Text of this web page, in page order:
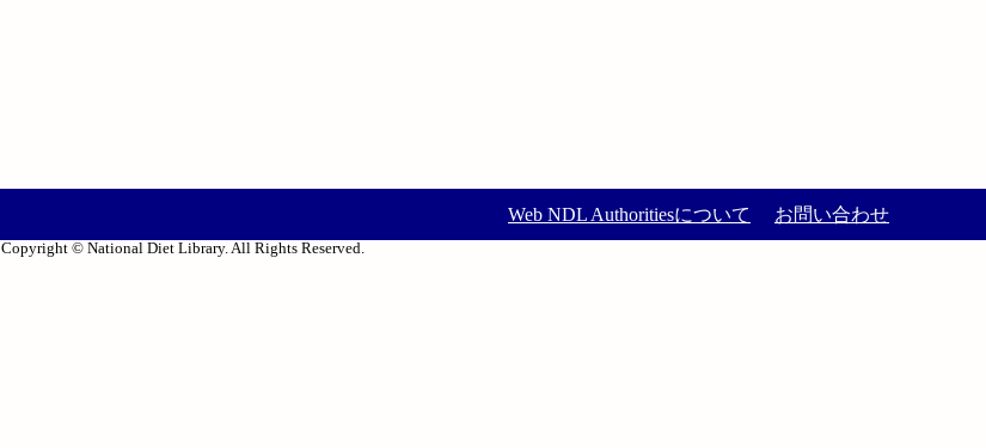
Web NDL Authoritiesについて お問い合わせ
Copyright © National Diet Library. All Rights Reserved.